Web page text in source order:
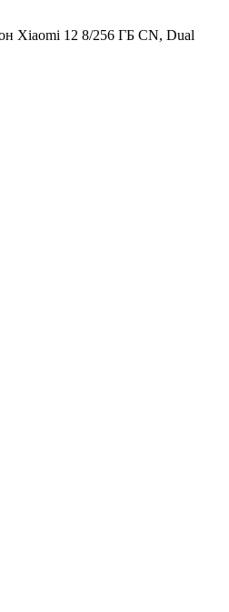
Xiaomi 12 8/256 ГБ CN, Dual